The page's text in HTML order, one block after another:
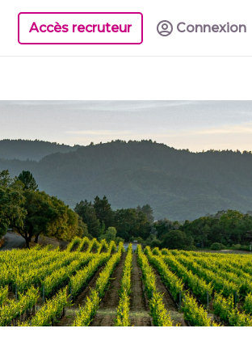
Accès recruteur Connexion